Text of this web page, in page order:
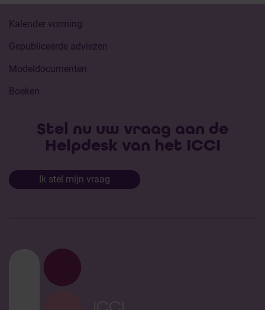
Kalender vorming
Gepubliceerde adviezen
Modeldocumenten
Boeken
Stel nu uw vraag aan de
Helpdesk van het ICCI
Ik stel mijn vraag